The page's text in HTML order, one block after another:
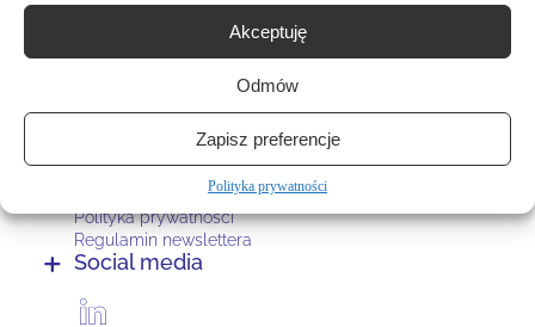
Akceptuję
Odmów
Zapisz preferencje
Polityka prywatności
Pracujemy w godzinach
recepcja. +48 570 865 974
hello@peopleandlaw.pl
Polityka strony
Polityka prywatności
Regulamin newslettera
Social media